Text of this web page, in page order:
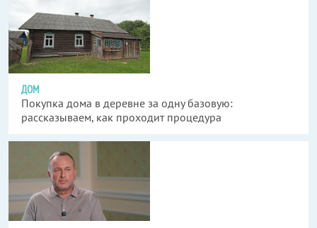
ДОМ
Покупка дома в деревне за одну базовую:
рассказываем, как проходит процедура